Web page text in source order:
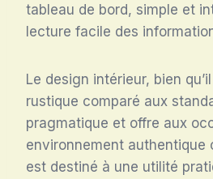
tableau de bord, simple et
lecture facile des
Le design intérieur, bien
rustique comparé aux
pragmatique et offre aux
environnement authentique
est destiné à une utilité